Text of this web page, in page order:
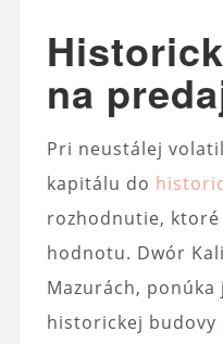
na
Pri neustálej
kapitálu do
rozhodnutie,
hodnotu. Dwór
Mazurách,
historickej budovy